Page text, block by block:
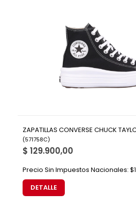
ZAPATILLAS CONVERSE CHUCK
(571758C)
$ 129.900,00
Precio Sin Impuestos Nacionales:
DETALLE